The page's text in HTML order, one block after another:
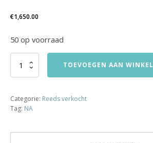
€1,650.00
50 op voorraad
sym
371km
!!!!!!
TOEVOEGEN AAN
Categorie: Reeds verkocht
Tag: NA